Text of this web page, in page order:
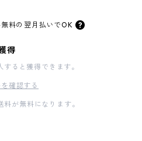
料の 翌月払いでOK
得
すると獲得できます。
確認する
が無料になります。